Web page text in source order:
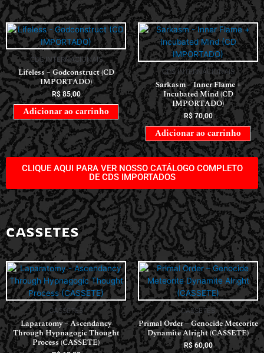
CDS INTERNACIONAIS
Lifeless – Godconstruct (CD
IMPORTADO)
R$85,00
Adicionar ao carrinho
CDS INTERNACIONAIS
Sarkasm – Inner Flame +
Incubated Mind (CD
IMPORTADO)
R$70,00
Adicionar ao carrinho
CLIQUE AQUI PARA VER NOSSO CATÁLOGO COMPLETO
DE CDS IMPORTADOS
CASSETES
CASSETES
Laparatomy – Ascendancy
Through Hypnagogic Thought
Process (CASSETE)
CASSETES
Primal Order – Genocide Meteorite
Dynamite Alright (CASSETE)
R$60,00